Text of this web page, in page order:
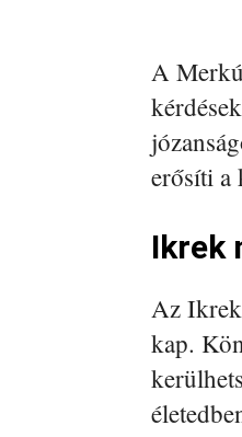
A
erősíti a
Ikrek
Az
kap.